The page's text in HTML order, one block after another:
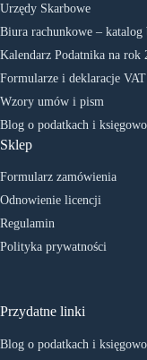
Urzędy Skarbowe
Biura rachunkowe –
Kalendarz Podatnika na rok
Formularze i deklaracje VAT
Wzory umów i pism
Blog o podatkach i
Sklep
Formularz zamówienia
Odnowienie licencji
Regulamin
Polityka prywatności
Przydatne linki
Blog o podatkach i